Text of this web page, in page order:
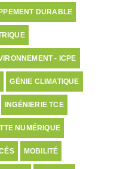
DURABLE
- ICPE
GÉNIE CLIMATIQUE
INGÉNIERIE TCE
NUMÉRIQUE
MOBILITÉ